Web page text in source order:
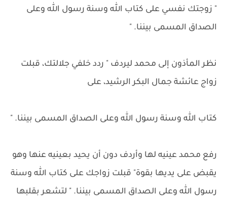
" زوجتك نفسي على كتاب الله وسنة رسول الله وعلى
الصداق المسمى بيننا. "
نظر المأذون إلى محمد ليردف " ردد خلفي جلالتك، قبلت
زواج عائشة جمال البكر الرشيد، على
كتاب الله وسنة رسول الله وعلى الصداق المسمى بيننا. "
رفع محمد عينيه لها وأردف دون أن يحيد بعينيه عنها وهو
يقبض على يديها بقوة" قبلت زواجك على كتاب الله وسنة
رسول الله وعلى الصداق المسمى بيننا. " لتشعر بقلبها